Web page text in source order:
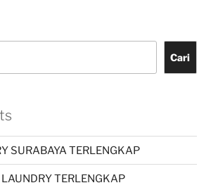
Cari
SURABAYA TERLENGKAP
TERLENGKAP